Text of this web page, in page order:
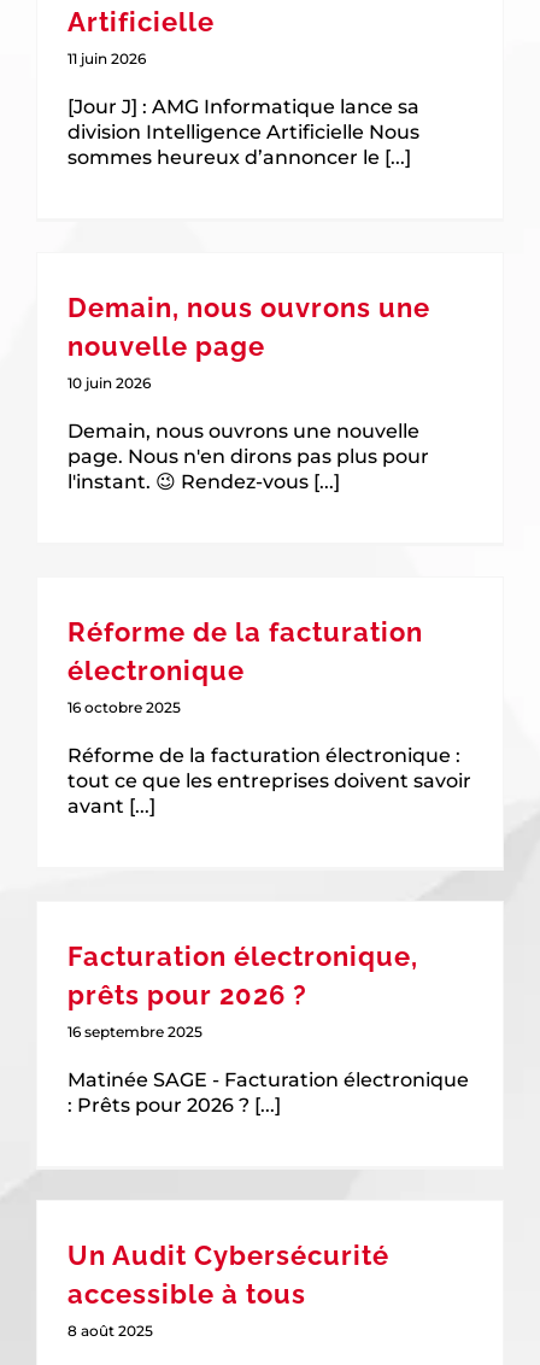
Artificielle
11 juin 2026
[Jour J] : AMG Informatique lance sa
division Intelligence Artificielle Nous
sommes heureux d’annoncer le [...]
Demain, nous ouvrons une
nouvelle page
10 juin 2026
Demain, nous ouvrons une nouvelle
page. Nous n'en dirons pas plus pour
l'instant. 😉 Rendez-vous [...]
Réforme de la facturation
électronique
16 octobre 2025
Réforme de la facturation électronique :
tout ce que les entreprises doivent savoir
avant [...]
Facturation électronique,
prêts pour 2026 ?
16 septembre 2025
Matinée SAGE - Facturation électronique
: Prêts pour 2026 ? [...]
Un Audit Cybersécurité
accessible à tous
8 août 2025